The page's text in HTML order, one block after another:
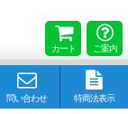
カート ご案内
問い合わせ 特商法表示